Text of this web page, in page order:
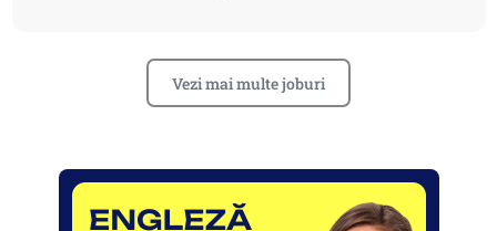
Vezi mai multe joburi